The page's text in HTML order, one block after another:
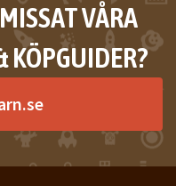
VÅRA
KÖPGUIDER?